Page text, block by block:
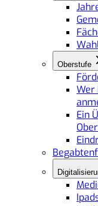
Oberstufe
Wer
Ein